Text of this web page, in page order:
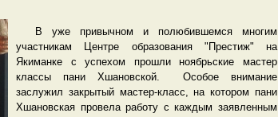
В уже привычном и полюбившемся многим
участникам Центре образования "Престиж" на
Якиманке с успехом прошли ноябрьские мастер
классы пани Хшановской. Особое внимание
заслужил закрытый мастер-класс, на котором пани
Хшановская провела работу с каждым заявленным